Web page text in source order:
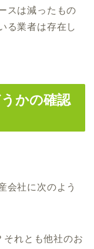
スは減ったもの
る業者は存在し
かの確認
会社に次のよう
それとも他社のお